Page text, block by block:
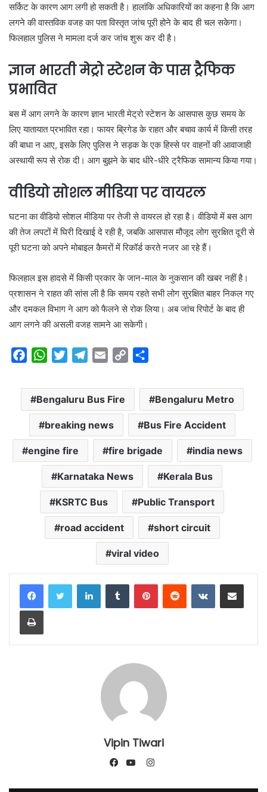
सर्किट के कारण आग लगी हो सकती है। हालांकि अधिकारियों का कहना है कि आग
लगने की वास्तविक वजह का पता विस्तृत जांच पूरी होने के बाद ही चल सकेगा।
फिलहाल पुलिस ने मामला दर्ज कर जांच शुरू कर दी है।
ज्ञान भारती मेट्रो स्टेशन के पास ट्रैफिक
प्रभावित
बस में आग लगने के कारण ज्ञान भारती मेट्रो स्टेशन के आसपास कुछ समय के
लिए यातायात प्रभावित रहा। फायर ब्रिगेड के राहत और बचाव कार्य में किसी तरह
की बाधा न आए, इसके लिए पुलिस ने सड़क के एक हिस्से पर वाहनों की आवाजाही
अस्थायी रूप से रोक दी। आग बुझने के बाद धीरे-धीरे ट्रैफिक सामान्य किया गया।
वीडियो सोशल मीडिया पर वायरल
घटना का वीडियो सोशल मीडिया पर तेजी से वायरल हो रहा है। वीडियो में बस आग
की तेज लपटों में घिरी दिखाई दे रही है, जबकि आसपास मौजूद लोग सुरक्षित दूरी से
पूरी घटना को अपने मोबाइल कैमरों में रिकॉर्ड करते नजर आ रहे हैं।
फिलहाल इस हादसे में किसी प्रकार के जान-माल के नुकसान की खबर नहीं है।
प्रशासन ने राहत की सांस ली है कि समय रहते सभी लोग सुरक्षित बाहर निकल गए
और दमकल विभाग ने आग को फैलने से रोक लिया। अब जांच रिपोर्ट के बाद ही
आग लगने की असली वजह सामने आ सकेगी।
c
e
b
o
o
k
W
a
t
s
A
p
p
i
t
t
e
r
l
e
g
r
m
a
i
l
p
L
i
n
k
a
r
e
Bengaluru Bus Fire Bengaluru Metro
breaking news Bus Fire Accident
engine fire fire brigade india news
Karnataka News Kerala Bus
KSRTC Bus Public Transport
road accident short circuit
viral video
LinkedInTumblr PinterestReddit VKontakteShare via Email
Print
Vipin Tiwari
Instagram